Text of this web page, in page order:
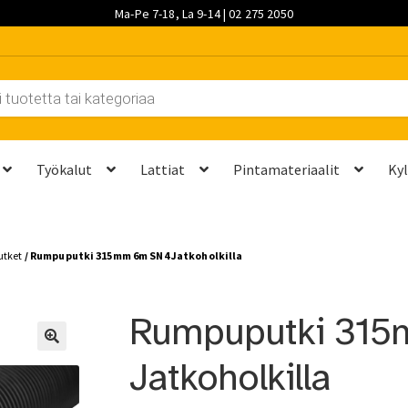
Ma-Pe 7-18, La 9-14 | 02 275 2050
Työkalut Lattiat Pintamateriaalit
kannattaa vaihtaa?Kuljetus ja työmaatoimitukset
SaavutettavuusselosteSahaus ja mittapalvelut
saunan puupinnat taas siisteiksi
/ Rumpuputki 315mm 6m SN4 Jatkoholkilla
Rumpuputki
Jatkoholkilla